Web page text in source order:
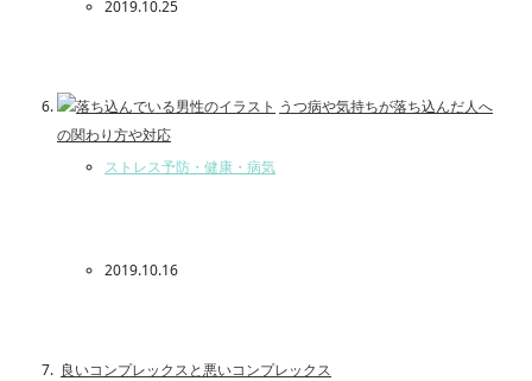
2019.10.25
うつ病や気持ちが落ち込んだ人へ
の関わり方や対応
ストレス予防・健康・病気
2019.10.16
良いコンプレックスと悪いコンプレックス